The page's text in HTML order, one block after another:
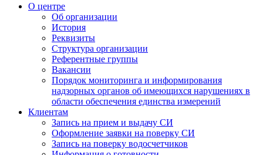
О центре
Об организации
История
Реквизиты
Структура организации
Референтные группы
Вакансии
Порядок мониторинга и информирования
надзорных органов об имеющихся нарушениях в
области обеспечения единства измерений
Клиентам
Запись на прием и выдачу СИ
Оформление заявки на поверку СИ
Запись на поверку водосчетчиков